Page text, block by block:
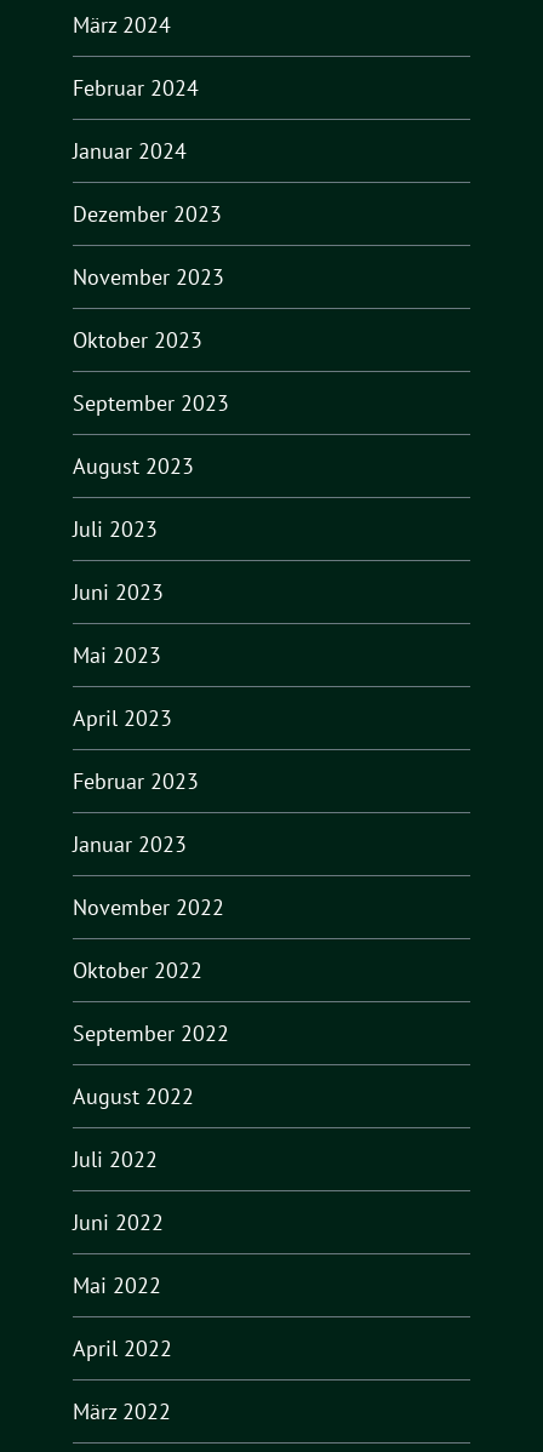
März 2024
Februar 2024
Januar 2024
Dezember 2023
November 2023
Oktober 2023
September 2023
August 2023
Juli 2023
Juni 2023
Mai 2023
April 2023
Februar 2023
Januar 2023
November 2022
Oktober 2022
September 2022
August 2022
Juli 2022
Juni 2022
Mai 2022
April 2022
März 2022